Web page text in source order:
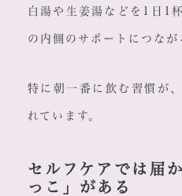
白湯や生姜湯などを1日1
の内側のサポートにつなが
特に朝一番に飲む習慣が
れています。
セルフケアでは届
っこ」がある